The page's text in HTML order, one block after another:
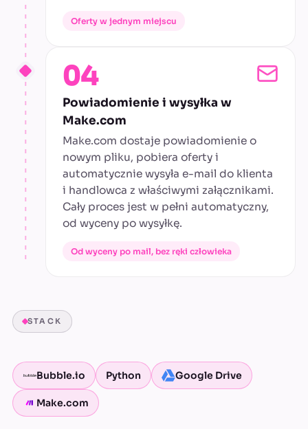
Oferty w jednym miejscu
04
Powiadomienie i wysyłka w
Make.com
Make.com dostaje powiadomienie o
nowym pliku, pobiera oferty i
automatycznie wysyła e-mail do klienta
i handlowca z właściwymi załącznikami.
Cały proces jest w pełni automatyczny,
od wyceny po wysyłkę.
Od wyceny po mail, bez ręki człowieka
STACK
Bubble.io Python Google Drive
Make.com